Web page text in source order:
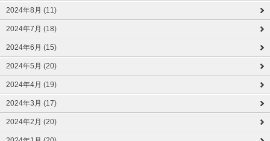
2024年8月 (11)
2024年7月 (18)
2024年6月 (15)
2024年5月 (20)
2024年4月 (19)
2024年3月 (17)
2024年2月 (20)